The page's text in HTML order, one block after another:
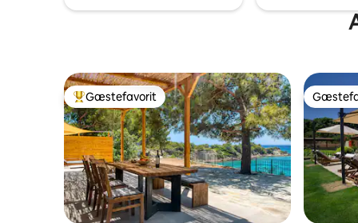
uforglemmelige solnedgange.
Bedste gæstefavorit
Gæstefavorit